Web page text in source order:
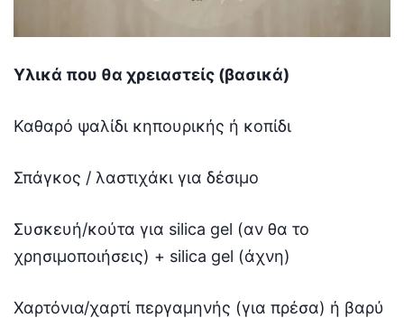
Υλικά που θα χρειαστείς (βασικά)
Καθαρό ψαλίδι κηπουρικής ή κοπίδι
Σπάγκος / λαστιχάκι για δέσιμο
Συσκευή/κούτα για silica gel (αν θα το
χρησιμοποιήσεις) + silica gel (άχνη)
Χαρτόνια/χαρτί περγαμηνής (για πρέσα) ή βαρύ